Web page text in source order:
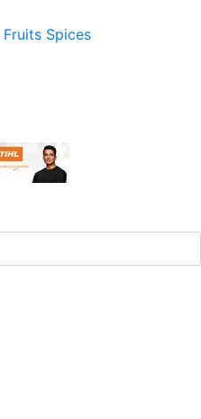
Fruits Spices